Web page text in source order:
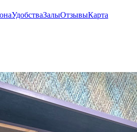
УдобстваЗалыОтзывыКарта